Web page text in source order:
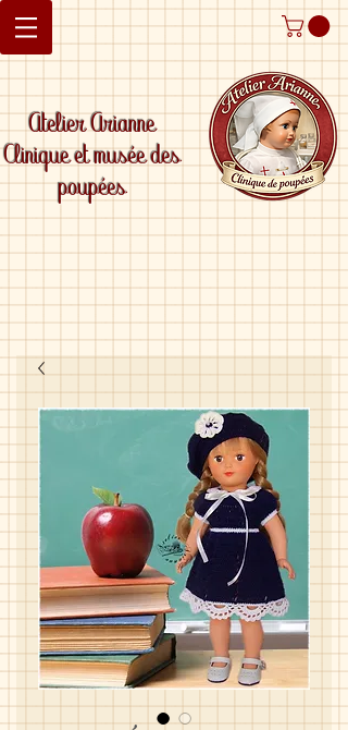
Atelier Arianne
Clinique et musée des
poupées